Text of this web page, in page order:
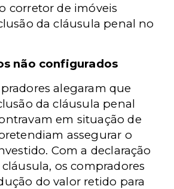
corretor de imóveis
da cláusula penal no
não configurados
alegaram que
da cláusula penal
em situação de
assegurar o
Com a declaração
os compradores
do valor retido para